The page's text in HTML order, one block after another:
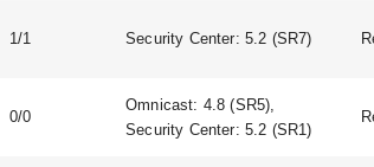
1/1 Security Center: 5.2 (SR7)
0/0
Omnicast: 4.8 (SR5),
Security Center: 5.2 (SR1)